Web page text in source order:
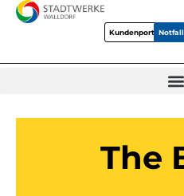
Kundenportal
The